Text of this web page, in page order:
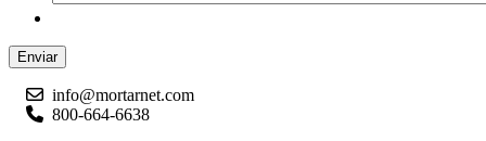
Enviar
info@mortarnet.com
800-664-6638